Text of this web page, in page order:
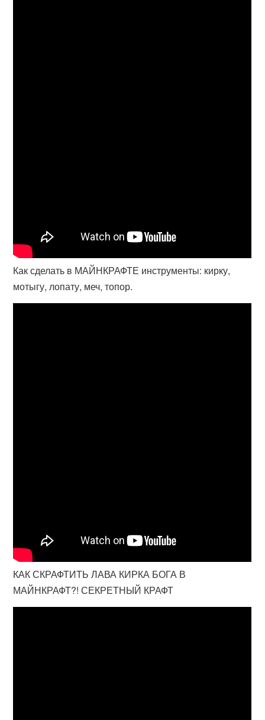
Как сделать в МАЙНКРАФТЕ инструменты: кирку,
мотыгу, лопату, меч, топор.
КАК СКРАФТИТЬ ЛАВА КИРКА БОГА В
МАЙНКРАФТ?! СЕКРЕТНЫЙ КРАФТ